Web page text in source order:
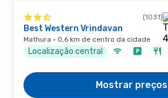
(1031)
Best Western Vrindavan
Mathura · 0,6 km de centro da cidade
Localização central
Mostrar preços